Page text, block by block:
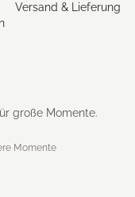
Versand & Lieferung
große Momente.
Momente